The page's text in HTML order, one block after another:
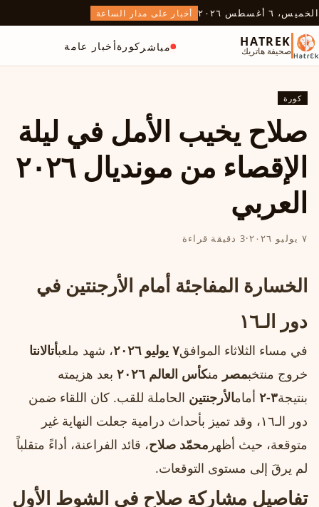
الخميس، ٦ أغسطس ٢٠٢٦ أخبار على مدار الساعة
HATREK
صحيفة هاتريك مباشر كورةأخبار عامة
كورة
صلاح يخيب الأمل في ليلة
الإقصاء من مونديال ٢٠٢٦
العربي
٧ يوليو ٢٠٢٦ ·3 دقيقة قراءة
الخسارة المفاجئة أمام الأرجنتين في
دور الـ١٦
في مساء الثلاثاء الموافق٧ يوليو ٢٠٢٦ ، شهد ملعبأتالانتا
خروج منتخبمصر منكأس العالم ٢٠٢٦
بعد هزيمته
بنتيجة٣‑٢ أمامالأرجنتين الحاملة للقب. كان اللقاء ضمن
دور الـ١٦، وقد تميز بأحداث درامية جعلت النهاية غير
متوقعة، حيث أظهر محمّد صلاح، قائد الفراعنة، أداءً متقلباً
لم يرقَ إلى مستوى التوقعات.
تفاصيل مشاركة صلاح في الشوط الأول